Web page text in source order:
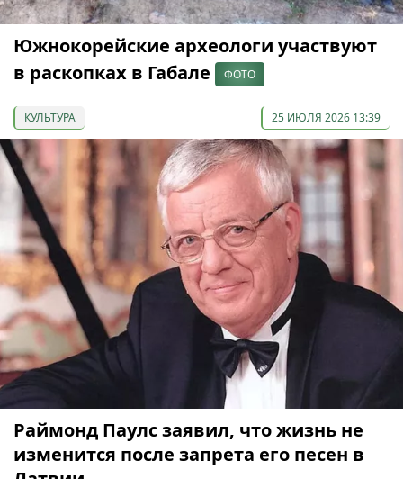
Южнокорейские археологи участвуют
в раскопках в Габале
ФОТО
КУЛЬТУРА 25 ИЮЛЯ 2026 13:39
Раймонд Паулс заявил, что жизнь не
изменится после запрета его песен в